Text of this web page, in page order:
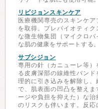
リビジョンスキンケア
医療機関専売のスキンケ
を取得。プレバイオティ
な微生物集団（マイクロ
な肌の健康をサポートする。
サブシジョン
専用の針（カニューレ等
る皮膚深部の線維性バン
理的に引き込みを解除し、
で、肌表面の凹凸を整え
ージや負担を抑えた）な
のリスクも伴います。反